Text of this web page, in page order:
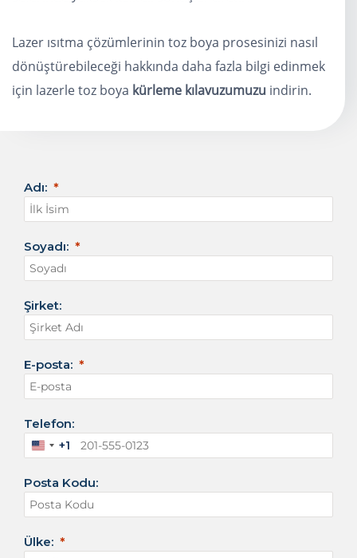
Lazer ısıtma çözümlerinin toz boya prosesinizi nasıl
dönüştürebileceği hakkında daha fazla bilgi edinmek
için lazerle toz boya kürleme kılavuzumuzu indirin.
Adı:
Soyadı:
Şirket:
E-posta:
Telefon:
A
e
r
i
a
+1
Posta Kodu:
Ülke: